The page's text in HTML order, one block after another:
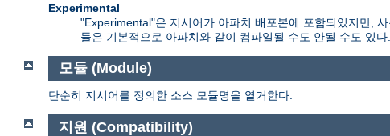
Experimental
"Experimental"은 지시어가 아파치 배포본에 포함되있지만,
듈은 기본적으로 아파치와 같이 컴파일될 수도 안될 수도 있
모듈 (Module)
단순히 지시어를 정의한 소스 모듈명을 열거한다.
지원 (Compatibility)